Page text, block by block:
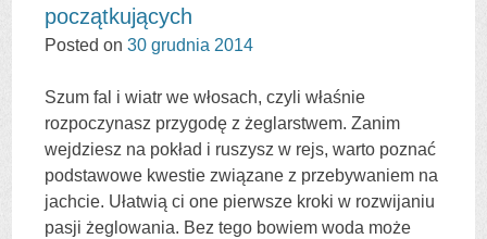
CONTENT
początkujących
Posted on30 grudnia 2014
Szum fal i wiatr we włosach, czyli właśnie
rozpoczynasz przygodę z żeglarstwem. Zanim
wejdziesz na pokład i ruszysz w rejs, warto poznać
podstawowe kwestie związane z przebywaniem na
jachcie. Ułatwią ci one pierwsze kroki w rozwijaniu
pasji żeglowania. Bez tego bowiem woda może